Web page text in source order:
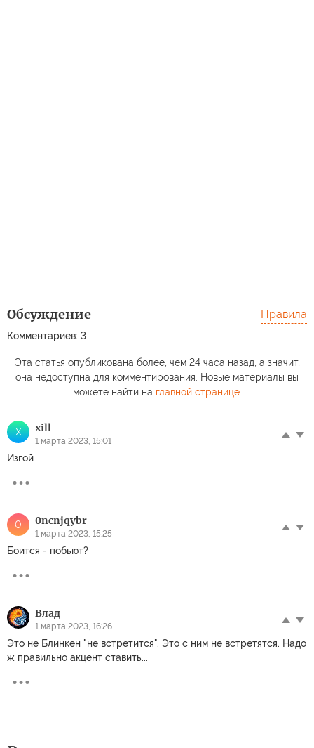
Обсуждение
Комментариев: 3
Правила
Эта статья опубликована более, чем 24 часа назад, а значит,
она недоступна для комментирования. Новые материалы вы
можете найти на главной странице.
X xill
1 марта 2023, 15:01
Изгой
0 0ncnjqybr
1 марта 2023, 15:25
Боится - побьют?
Влад
1 марта 2023, 16:26
Это не Блинкен "не встретится". Это с ним не встретятся. Надо
ж правильно акцент ставить...